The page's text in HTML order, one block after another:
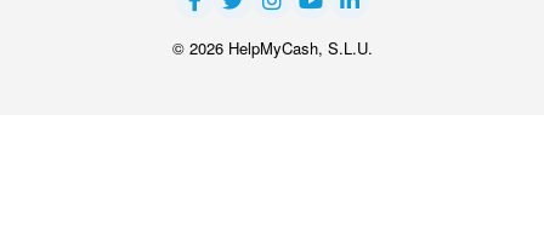
© 2026 HelpMyCash, S.L.U.